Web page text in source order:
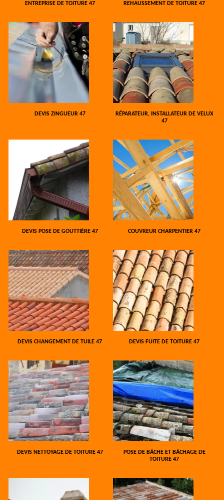
ENTREPRISE DE TOITURE 47 REHAUSSEMENT DE TOITURE 47
DEVIS ZINGUEUR 47
RÉPARATEUR, INSTALLATEUR DE VELUX
47
DEVIS POSE DE GOUTTIÈRE 47 COUVREUR CHARPENTIER 47
DEVIS CHANGEMENT DE TUILE 47 DEVIS FUITE DE TOITURE 47
DEVIS NETTOYAGE DE TOITURE 47
POSE DE BÂCHE ET BÂCHAGE DE
TOITURE 47